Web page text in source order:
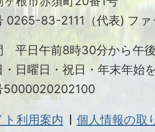
根
市
0265-83-2111（代表) フ
平日午前8時30分から午
・日曜日・祝日・年末年始
5000020202100
ト利用案内
個人情報の取